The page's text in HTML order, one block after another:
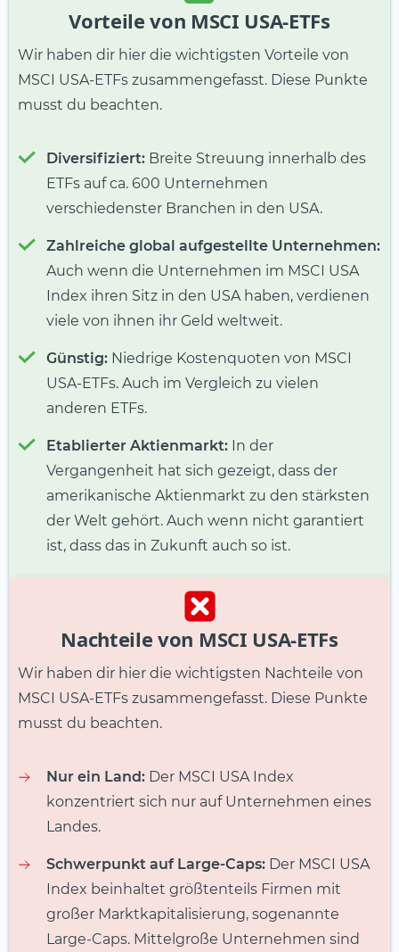
Vorteile von MSCI USA-ETFs
Wir haben dir hier die wichtigsten Vorteile von
MSCI USA-ETFs zusammengefasst. Diese Punkte
musst du beachten.
Diversifiziert: Breite Streuung innerhalb des
ETFs auf ca. 600 Unternehmen
verschiedenster Branchen in den USA.
Zahlreiche global aufgestellte Unternehmen:
Auch wenn die Unternehmen im MSCI USA
Index ihren Sitz in den USA haben, verdienen
viele von ihnen ihr Geld weltweit.
Günstig: Niedrige Kostenquoten von MSCI
USA-ETFs. Auch im Vergleich zu vielen
anderen ETFs.
Etablierter Aktienmarkt: In der
Vergangenheit hat sich gezeigt, dass der
amerikanische Aktienmarkt zu den stärksten
der Welt gehört. Auch wenn nicht garantiert
ist, dass das in Zukunft auch so ist.
Nachteile von MSCI USA-ETFs
Wir haben dir hier die wichtigsten Nachteile von
MSCI USA-ETFs zusammengefasst. Diese Punkte
musst du beachten.
Nur ein Land: Der MSCI USA Index
konzentriert sich nur auf Unternehmen eines
Landes.
Schwerpunkt auf Large-Caps: Der MSCI USA
Index beinhaltet größtenteils Firmen mit
großer Marktkapitalisierung, sogenannte
Large-Caps. Mittelgroße Unternehmen sind